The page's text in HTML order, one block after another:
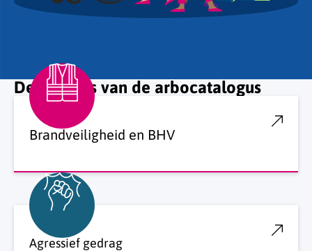
De thema’s van de arbocatalogus
Brandveiligheid en BHV
Agressief gedrag